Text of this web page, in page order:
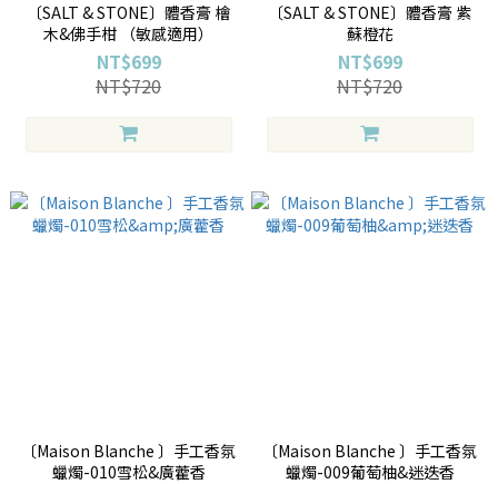
〔SALT & STONE〕體香膏 檜
木&佛手柑 （敏感適用）
NT$699
NT$720
〔SALT & STONE〕體香膏 紫
蘇橙花
NT$699
NT$720
〔Maison Blanche 〕手工香氛
蠟燭-010雪松&廣藿香
〔Maison Blanche 〕手工香氛
蠟燭-009葡萄柚&迷迭香